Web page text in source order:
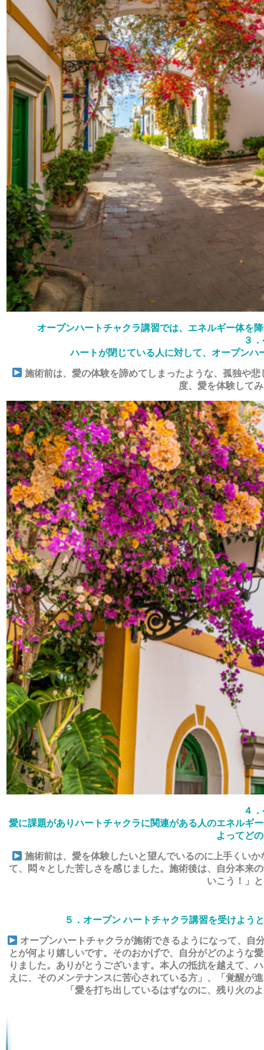
オープンハートチャクラ講習では、エネルギー体を
３
ハートが閉じている人に対して、オープン
施術前は、愛の体験を諦めてしまったような、孤独や
度、愛を体験して
４
愛に課題がありハートチャクラに関連がある人のエネルギ
よってど
施術前は、愛を体験したいと望んでいるのに上手くい
て、悶々とした苦しさを感じました。施術後は、自分本来
いこう！」
５．オープン ハートチャクラ講習を受けよう
オープンハートチャクラが施術できるようになって、自
とが何より嬉しいです。そのおかげで、自分がどのような
りました。ありがとうございます。本人の抵抗を越えて、
えに、そのメンテナンスに苦心されている方」、「覚醒が
「愛を打ち出しているはずなのに、残り火の